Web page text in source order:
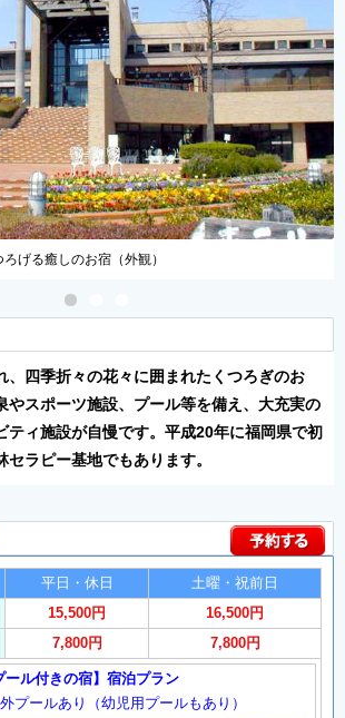
地下1600mから湧き出る天然温泉も満喫（大浴場）
、四季折々の花々に囲まれたくつろぎのお
やスポーツ施設、プール等を備え、大充実の
ティ施設が自慢です。平成20年に福岡県で初
ラピー基地でもあります。
平日・休日
土曜・祝前日
15,500円
16,500円
7,800円 7,800円
ール付きの宿】宿泊プラン
プールあり（幼児用プールもあり）